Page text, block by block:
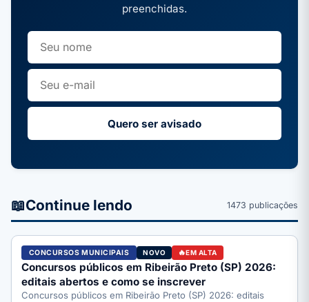
preenchidas.
Quero ser avisado
📖Continue lendo 1473 publicações
CONCURSOS MUNICIPAIS NOVO EM ALTA
Concursos públicos em Ribeirão Preto (SP) 2026:
editais abertos e como se inscrever
Concursos públicos em Ribeirão Preto (SP) 2026: editais